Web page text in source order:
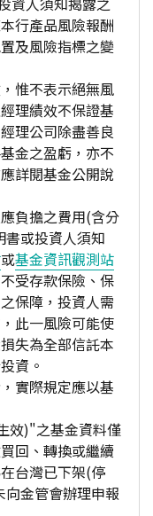
行產品風險報酬
及風險指標之變
惟不表示絕無風
理績效不保證基
理公司除盡善良
金之盈虧，亦不
詳閱基金公開說
負擔之費用(含分
或投資人須知
或基金資訊觀測站
受存款保險、保
保障，投資人需
此一風險可能使
失為全部信託本
資。
實際規定應以基
效)"之基金資料僅
回、轉換或繼續
台灣已下架(停
金管會辦理申報